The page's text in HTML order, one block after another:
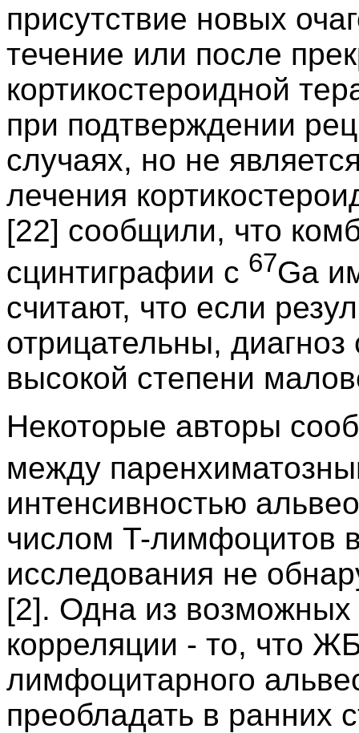
присутствие новых
течение или после
кортикостероидной
при подтверждении
случаях, но не
лечения
[22] сообщили, что
сцинтиграфии с 67Ga
считают, что если
отрицательны, диагноз
высокой степени
Некоторые авторы
между
интенсивностью
числом T-лимфоцитов
исследования не
[2]. Одна из возможных
корреляции - то, что
лимфоцитарного
преобладать в ранних